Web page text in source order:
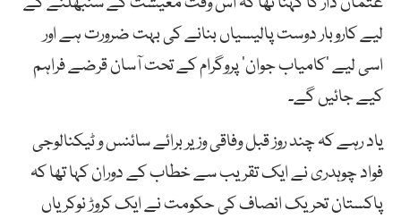
لیے کاروبار دوست پالیسیاں بنانے کی بہت ضرورت ہے اور
اسی لیے ’کامیاب جوان‘ پروگرام کے تحت آسان قرضے فراہم
کیے جائیں گے۔
یاد رہے کہ چند روز قبل وفاقی وزیر برائے سائنس و ٹیکنالوجی
فواد چوہدری نے ایک تقریب سے خطاب کے دوران کہا تھا کہ
پاکستان تحریک انصاف کی حکومت نے ایک کروڑ نوکریاں